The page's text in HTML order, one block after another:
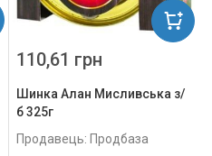
Шинка Алан Мисливська з/
б 325г
Продавець: Продбаза
110,61 грн